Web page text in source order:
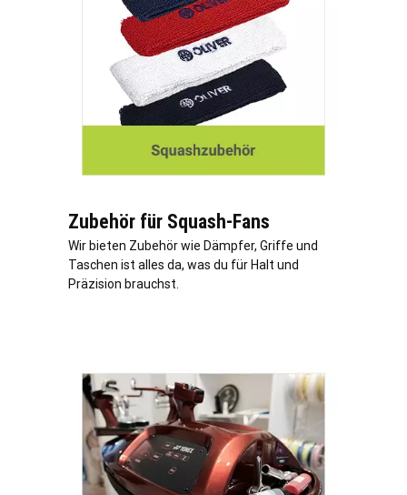
Zubehör für Squash-Fans
Wir bieten Zubehör wie Dämpfer, Griffe und
Taschen ist alles da, was du für Halt und
Präzision brauchst.